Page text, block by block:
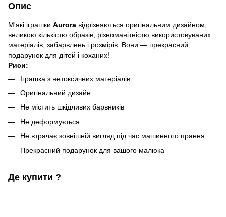
Опис
М'які іграшки Aurora відрізняються оригінальним дизайном,
великою кількістю образів, різноманітністю використовуваних
матеріалів, забарвлень і розмірів. Вони — прекрасний
подарунок для дітей і коханих!
Риси:
Іграшка з нетоксичних матеріалів
Оригінальний дизайн
Не містить шкідливих барвників
Не деформується
Не втрачає зовнішній вигляд під час машинного прання
Прекрасний подарунок для вашого малюка
Де купити ?